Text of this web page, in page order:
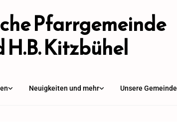
Pfarrgemeinde
H.B. Kitzbühel
Neuigkeiten und mehr Unsere Gemeinde